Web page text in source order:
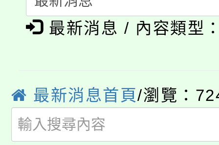
《TA101》溝通分析基
程，歡迎學生輔導中心
系所師生報名參加。
淨零綠生活教案入校路
會
115年食農教育專業人
學籍身 分審查程序及
版
淨零綠領人才培育課程
公告本校115學年度第
代理(課)教師甄選結果
「2026金融保險知識
最新消息 / 內容類型
最新消息首頁/瀏覽：